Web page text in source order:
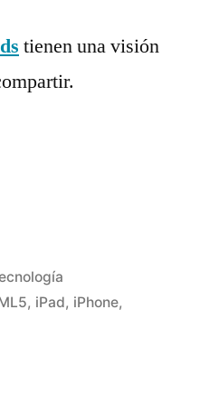
tienen una visión
, iPad, iPhone,